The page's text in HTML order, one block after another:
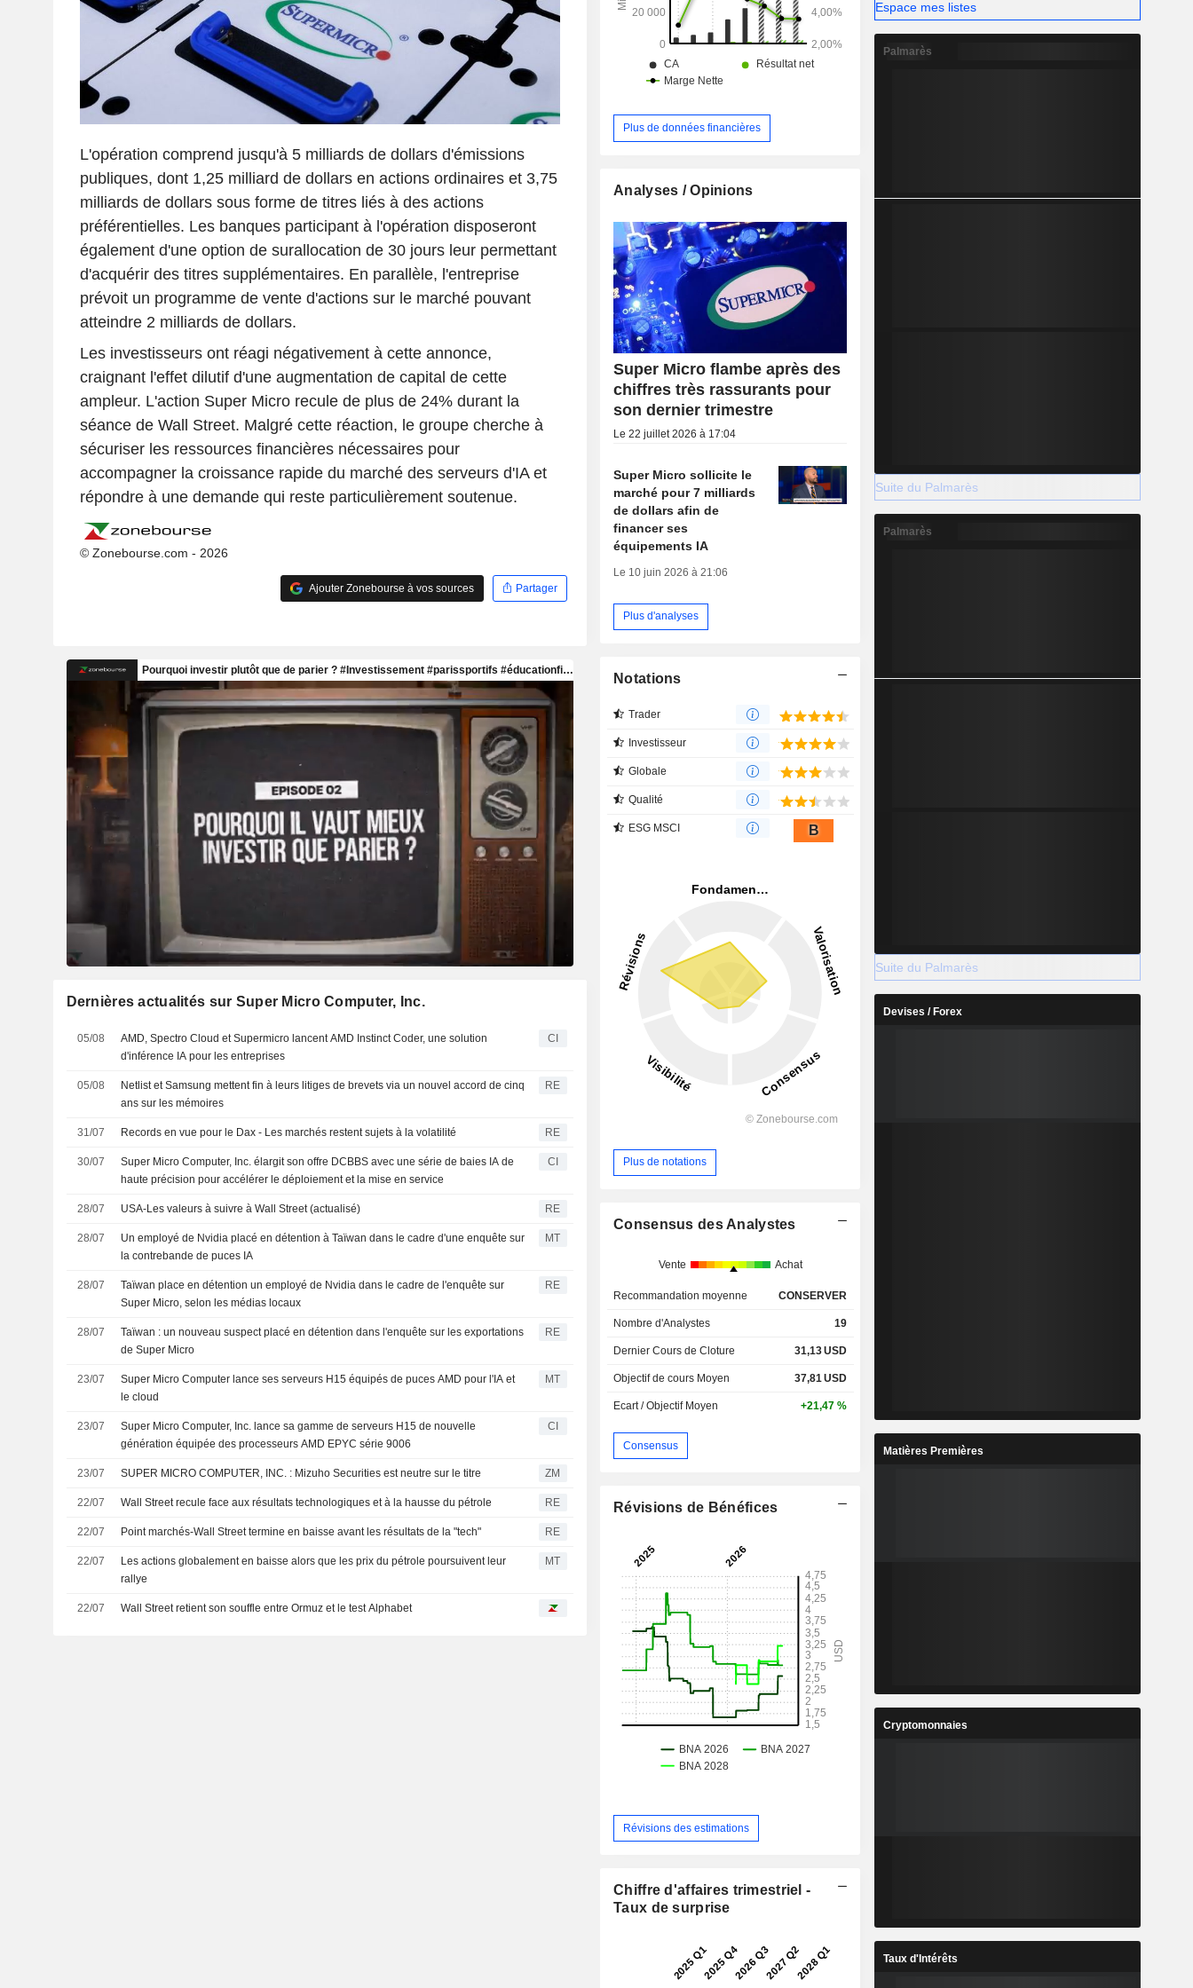
L'opération comprend jusqu'à 5 milliards de dollars d'émissions
publiques, dont 1,25 milliard de dollars en actions ordinaires et 3,75
milliards de dollars sous forme de titres liés à des actions
préférentielles. Les banques participant à l'opération disposeront
également d'une option de surallocation de 30 jours leur permettant
d'acquérir des titres supplémentaires. En parallèle, l'entreprise
prévoit un programme de vente d'actions sur le marché pouvant
atteindre 2 milliards de dollars.
Les investisseurs ont réagi négativement à cette annonce,
craignant l'effet dilutif d'une augmentation de capital de cette
ampleur. L'action Super Micro recule de plus de 24% durant la
séance de Wall Street. Malgré cette réaction, le groupe cherche à
sécuriser les ressources financières nécessaires pour
accompagner la croissance rapide du marché des serveurs d'IA et
répondre à une demande qui reste particulièrement soutenue.
© Zonebourse.com - 2026
Ajouter Zonebourse à vos sources Partager
Dernières actualités sur Super Micro Computer, Inc.
05/08
AMD, Spectro Cloud et Supermicro lancent AMD Instinct Coder, une solution
d'inférence IA pour les entreprises
CI
05/08
Netlist et Samsung mettent fin à leurs litiges de brevets via un nouvel accord de cinq
ans sur les mémoires
RE
31/07 Records en vue pour le Dax - Les marchés restent sujets à la volatilité RE
30/07
Super Micro Computer, Inc. élargit son offre DCBBS avec une série de baies IA de
haute précision pour accélérer le déploiement et la mise en service
CI
28/07 USA-Les valeurs à suivre à Wall Street (actualisé) RE
28/07
Un employé de Nvidia placé en détention à Taïwan dans le cadre d'une enquête sur
la contrebande de puces IA
MT
28/07
Taïwan place en détention un employé de Nvidia dans le cadre de l'enquête sur
Super Micro, selon les médias locaux
RE
28/07
Taïwan : un nouveau suspect placé en détention dans l'enquête sur les exportations
de Super Micro
RE
23/07
Super Micro Computer lance ses serveurs H15 équipés de puces AMD pour l'IA et
le cloud
MT
23/07
Super Micro Computer, Inc. lance sa gamme de serveurs H15 de nouvelle
génération équipée des processeurs AMD EPYC série 9006
CI
23/07 SUPER MICRO COMPUTER, INC. : Mizuho Securities est neutre sur le titre ZM
22/07 Wall Street recule face aux résultats technologiques et à la hausse du pétrole RE
22/07 Point marchés-Wall Street termine en baisse avant les résultats de la "tech" RE
22/07
Les actions globalement en baisse alors que les prix du pétrole poursuivent leur
rallye
MT
22/07 Wall Street retient son souffle entre Ormuz et le test Alphabet
refroidissement (climatisation, refroidissement
par air libre ou refroidissement par liquide).
Plus de données financières
Analyses / Opinions
Super Micro flambe après des
chiffres très rassurants pour
son dernier trimestre
Le 22 juillet 2026 à 17:04
Super Micro sollicite le
marché pour 7 milliards
de dollars afin de
financer ses
équipements IA
Le 10 juin 2026 à 21:06
Plus d'analyses
Notations
Trader
Investisseur
Globale
Qualité
ESG MSCI B
Plus de notations
Consensus des Analystes
Vente Achat
Recommandation moyenne CONSERVER
Nombre d'Analystes 19
Dernier Cours de Cloture 31,13USD
Objectif de cours Moyen 37,81USD
Ecart / Objectif Moyen +21,47 %
Consensus
Révisions de Bénéfices
Révisions des estimations
Chiffre d'affaires trimestriel -
Taux de surprise
Espace mes listes
Palmarès
Suite du Palmarès
Palmarès
Suite du Palmarès
Devises / Forex
Matières Premières
Cryptomonnaies
Taux d'Intérêts